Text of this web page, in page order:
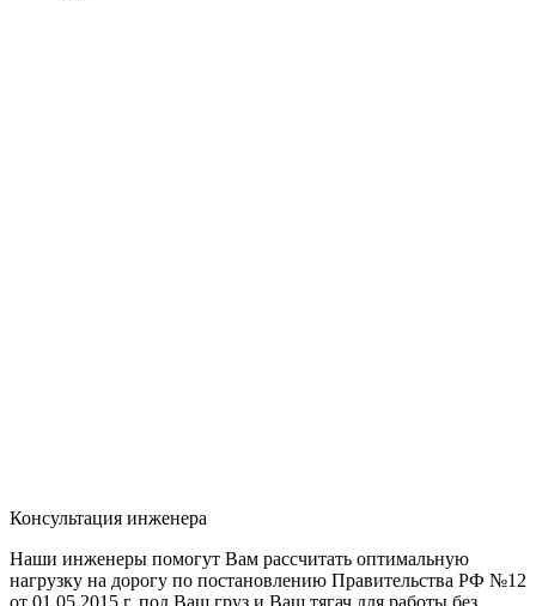
Консультация инженера
Наши инженеры помогут Вам рассчитать оптимальную
нагрузку на дорогу по постановлению Правительства РФ №12
от 01.05.2015 г. под Ваш груз и Ваш тягач для работы без